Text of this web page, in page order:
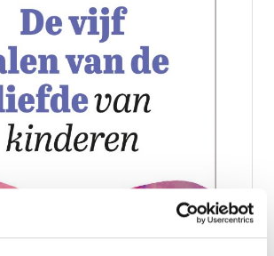
de liefde van kinderen